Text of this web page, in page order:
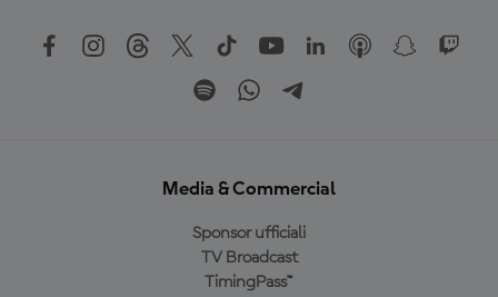
Media & Commercial
Sponsor ufficiali
TV Broadcast
TimingPass™